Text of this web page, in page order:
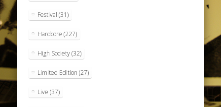
Festival (31)
Hardcore (227)
High Society(32)
Limited Edition (27)
Live (37)